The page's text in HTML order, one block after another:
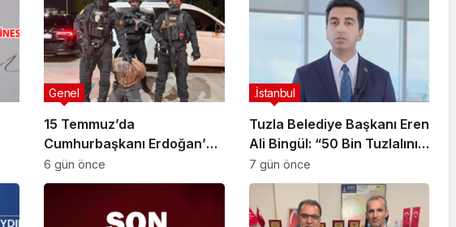
15 Temmuz’da
Cumhurbaşkanı Erdoğan’a
Suikast Girişiminde Bulunan
FETÖ Firarisi B.K.
Yakalandı
Genel
6 gün önce
Tuzla Belediye Başkanı Eren
Ali Bingül: “50 Bin Tuzlalının
Evi Yıkılma Riskiyle Karşı
Karşıya”
.İstanbul
7 gün önce